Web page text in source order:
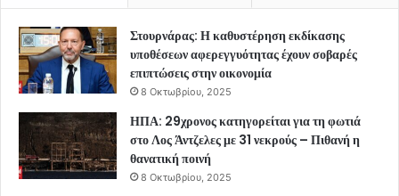
Στουρνάρας: Η καθυστέρηση εκδίκασης
υποθέσεων αφερεγγυότητας έχουν σοβαρές
επιπτώσεις στην οικονομία
8 Οκτωβρίου, 2025
ΗΠΑ: 29χρονος κατηγορείται για τη φωτιά
στο Λος Άντζελες με 31 νεκρούς – Πιθανή η
θανατική ποινή
8 Οκτωβρίου, 2025